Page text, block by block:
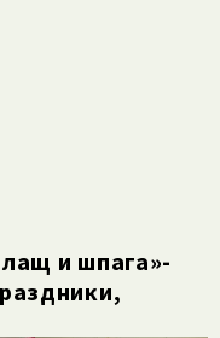
и шпага»-